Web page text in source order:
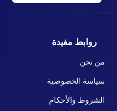
روابط مفيدة
من نحن
سياسة الخصوصية
الشروط والأحكام